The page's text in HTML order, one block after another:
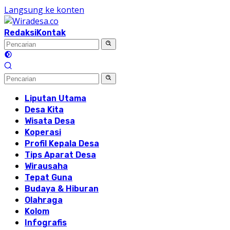
Langsung ke konten
RedaksiKontak
Liputan Utama
Desa Kita
Wisata Desa
Koperasi
Profil Kepala Desa
Tips Aparat Desa
Wirausaha
Tepat Guna
Budaya & Hiburan
Olahraga
Kolom
Infografis